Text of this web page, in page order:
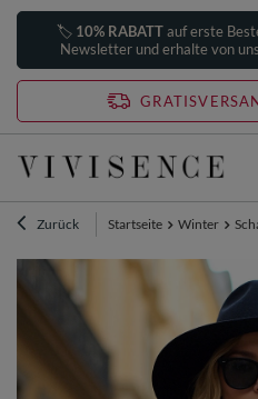
🏷️ 10% RABATTauf erste
Newsletter und erhalte von
Zurück Startseite Winter